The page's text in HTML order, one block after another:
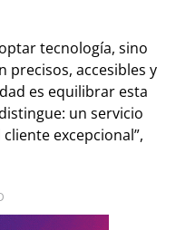
tecnología, sino
precisos, accesibles y
es equilibrar esta
un servicio
excepcional”,